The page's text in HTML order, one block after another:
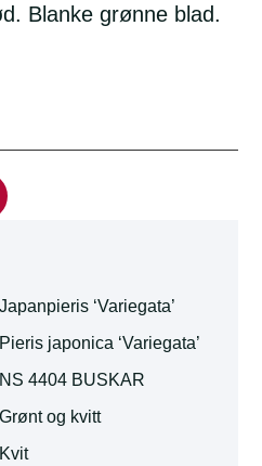
Blanke grønne blad.
Japanpieris ‘Variegata’
Pieris japonica ‘Variegata’
NS 4404 BUSKAR
Grønt og kvitt
Kvit